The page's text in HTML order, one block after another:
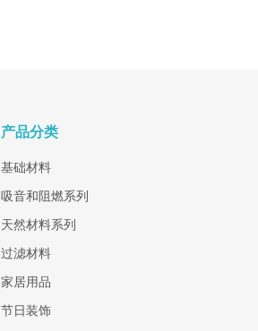
产品分类
基础材料
吸音和阻燃系列
天然材料系列
过滤材料
家居用品
节日装饰